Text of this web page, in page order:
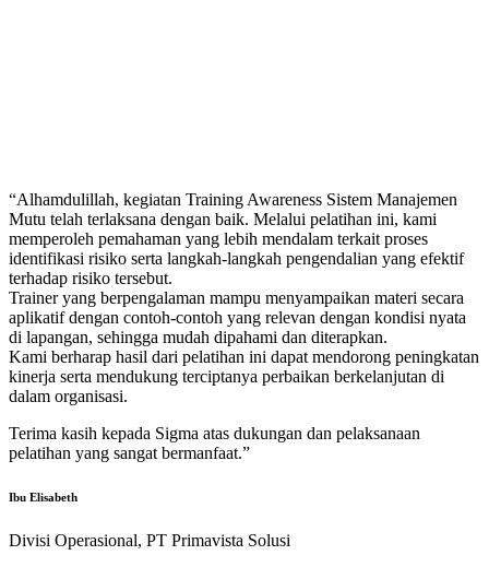
“Alhamdulillah, kegiatan Training Awareness Sistem Manajemen
Mutu telah terlaksana dengan baik. Melalui pelatihan ini, kami
memperoleh pemahaman yang lebih mendalam terkait proses
identifikasi risiko serta langkah-langkah pengendalian yang efektif
terhadap risiko tersebut.
Trainer yang berpengalaman mampu menyampaikan materi secara
aplikatif dengan contoh-contoh yang relevan dengan kondisi nyata
di lapangan, sehingga mudah dipahami dan diterapkan.
Kami berharap hasil dari pelatihan ini dapat mendorong peningkatan
kinerja serta mendukung terciptanya perbaikan berkelanjutan di
dalam organisasi.
Terima kasih kepada Sigma atas dukungan dan pelaksanaan
pelatihan yang sangat bermanfaat.”
Ibu Elisabeth
Divisi Operasional, PT Primavista Solusi